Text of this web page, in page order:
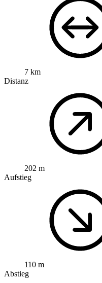
7 km
Distanz
202 m
Aufstieg
110 m
Abstieg